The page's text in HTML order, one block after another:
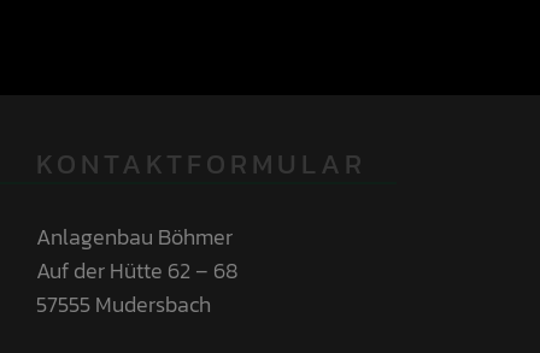
KONTAKTFORMULAR
Anlagenbau Böhmer
Auf der Hütte 62 – 68
57555 Mudersbach